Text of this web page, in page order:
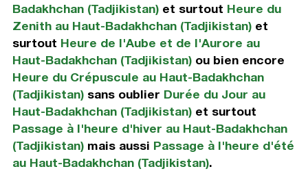
Badakhchan (Tadjikistan)et surtout Heure du
Zenith au Haut-Badakhchan (Tadjikistan)et
surtout Heure de l'Aube et de l'Aurore au
Haut-Badakhchan (Tadjikistan)ou bien encore
Heure du Crépuscule au Haut-Badakhchan
(Tadjikistan)sans oublier Durée du Jour au
Haut-Badakhchan (Tadjikistan)et surtout
Passage à l'heure d'hiver au Haut-Badakhchan
(Tadjikistan)mais aussi Passage à l'heure d'été
au Haut-Badakhchan (Tadjikistan).